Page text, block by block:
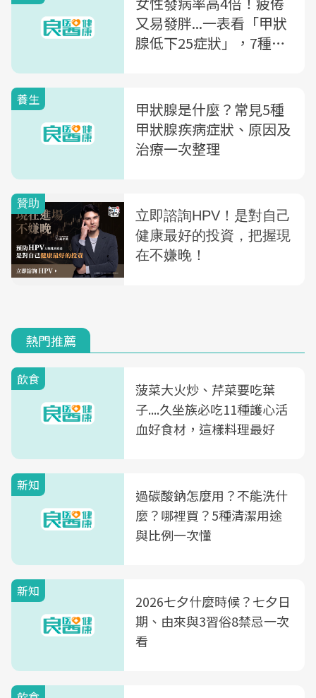
又易發胖...一表看「甲狀
腺低下25症狀」，7種十
養生
甲狀腺是什麼？常見5種
甲狀腺疾病症狀、原因及
治療一次整理
熱門推薦
飲食
菠菜大火炒、芹菜要吃葉
子....久坐族必吃11種護心活
血好食材，這樣料理最好
新知
過碳酸鈉怎麼用？不能洗什
麼？哪裡買？5種清潔用途
與比例一次懂
新知
2026七夕什麼時候？七夕日
期、由來與3習俗8禁忌一次
看